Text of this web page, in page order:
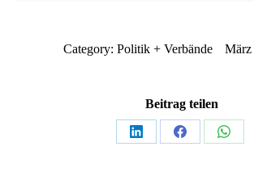
Category: Politik + Verbände März
Beitrag teilen
Teilen
Teilen
Teilen